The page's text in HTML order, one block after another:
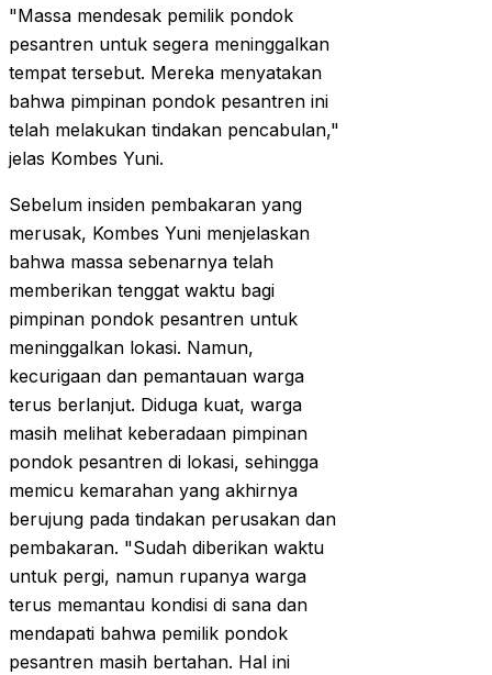
"Massa mendesak pemilik pondok
pesantren untuk segera meninggalkan
tempat tersebut. Mereka menyatakan
bahwa pimpinan pondok pesantren ini
telah melakukan tindakan pencabulan,"
jelas Kombes Yuni.
Sebelum insiden pembakaran yang
merusak, Kombes Yuni menjelaskan
bahwa massa sebenarnya telah
memberikan tenggat waktu bagi
pimpinan pondok pesantren untuk
meninggalkan lokasi. Namun,
kecurigaan dan pemantauan warga
terus berlanjut. Diduga kuat, warga
masih melihat keberadaan pimpinan
pondok pesantren di lokasi, sehingga
memicu kemarahan yang akhirnya
berujung pada tindakan perusakan dan
pembakaran. "Sudah diberikan waktu
untuk pergi, namun rupanya warga
terus memantau kondisi di sana dan
mendapati bahwa pemilik pondok
pesantren masih bertahan. Hal ini